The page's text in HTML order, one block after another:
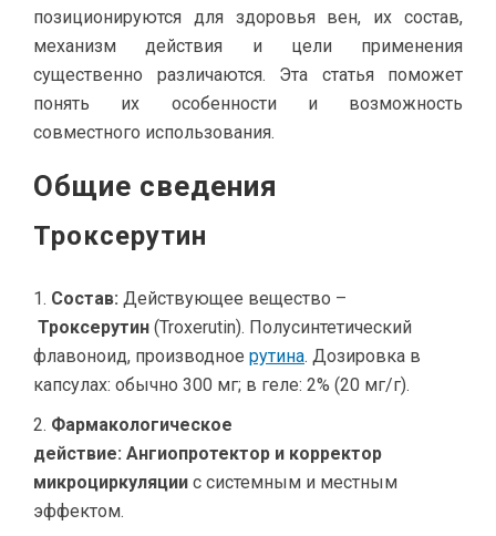
позиционируются для здоровья вен, их состав,
механизм действия и цели применения
существенно различаются. Эта статья поможет
понять их особенности и возможность
совместного использования.
Общие сведения
Троксерутин
Состав: Действующее вещество –
Троксерутин (Troxerutin). Полусинтетический
флавоноид, производное рутина. Дозировка в
капсулах: обычно 300 мг; в геле: 2% (20 мг/г).
Фармакологическое
действие: Ангиопротектор и корректор
микроциркуляции с системным и местным
эффектом.